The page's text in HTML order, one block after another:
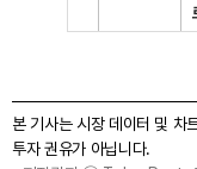
본 기사는 시장 데이터 및 차
투자 권유가 아닙니다.